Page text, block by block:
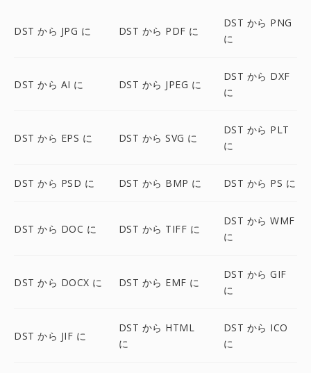
DST から JPG に DST から PDF に
DST から PNG
に
DST から AI に DST から JPEG に
DST から DXF
に
DST から EPS に DST から SVG に
DST から PLT
に
DST から PSD に DST から BMP に DST から PS に
DST から DOC に DST から TIFF に
DST から WMF
に
DST から DOCX に DST から EMF に
DST から GIF
に
DST から JIF に
DST から HTML
に
DST から ICO
に